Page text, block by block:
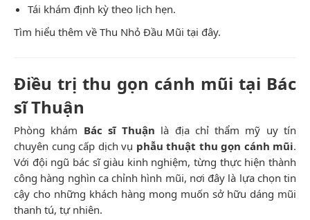
Tái khám định kỳ theo lịch hẹn.
Tìm hiểu thêm về Thu Nhỏ Đầu Mũi tại đây.
Điều trị thu gọn cánh mũi tại Bác
sĩ Thuận
Phòng khám Bác sĩ Thuận là địa chỉ thẩm mỹ uy tín
chuyên cung cấp dịch vụ phẫu thuật thu gọn cánh mũi.
Với đội ngũ bác sĩ giàu kinh nghiệm, từng thực hiện thành
công hàng nghìn ca chỉnh hình mũi, nơi đây là lựa chọn tin
cậy cho những khách hàng mong muốn sở hữu dáng mũi
thanh tú, tự nhiên.